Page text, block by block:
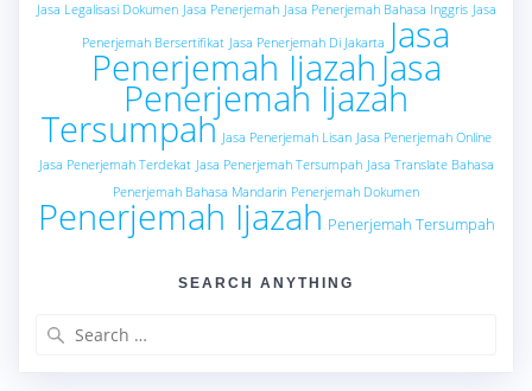
Jasa Legalisasi Dokumen Jasa Penerjemah Jasa Penerjemah Bahasa Inggris Jasa
Penerjemah Bersertifikat Jasa Penerjemah Di Jakarta Jasa
Penerjemah Ijazah Jasa
Penerjemah Ijazah
Tersumpah Jasa Penerjemah Lisan Jasa Penerjemah Online
Jasa Penerjemah Terdekat Jasa Penerjemah Tersumpah Jasa Translate Bahasa
Penerjemah Bahasa Mandarin Penerjemah Dokumen
Penerjemah Ijazah Penerjemah Tersumpah
SEARCH ANYTHING